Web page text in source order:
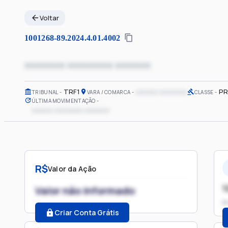
Voltar
1001268-89.2024.4.01.4002
xxxxxxxx xxxxxxxxx xxxxxxx
TRIBUNAL TRF1 VARA / COMARCA CLASSE
ÚLTIMA MOVIMENTAÇÃO
R$Valor da Ação
Valor não informado
Criar Conta Grátis